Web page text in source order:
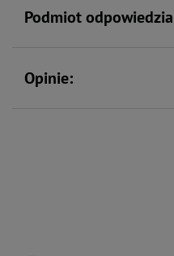
Podmiot
Opinie: